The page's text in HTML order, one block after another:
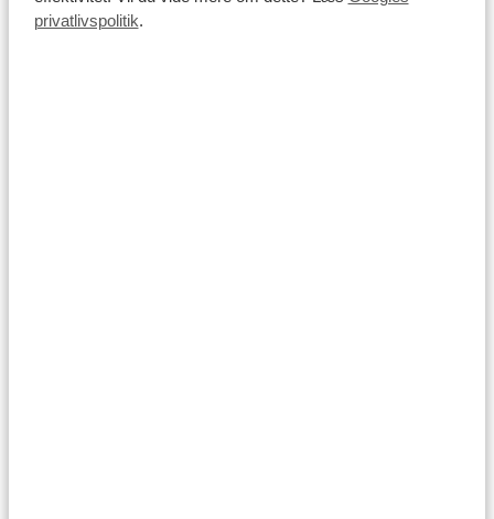
privatlivspolitik.
accepteres.